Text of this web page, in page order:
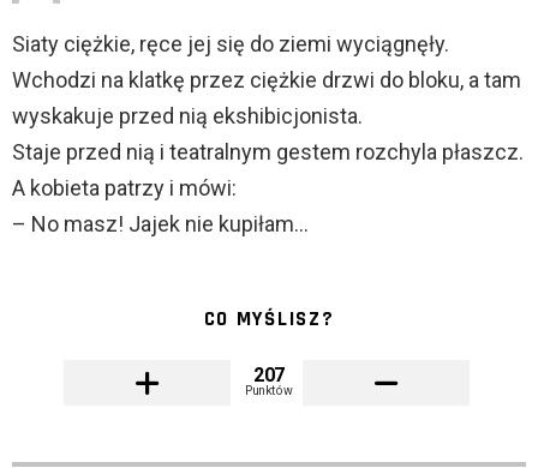
Siaty ciężkie, ręce jej się do ziemi wyciągnęły.
Wchodzi na klatkę przez ciężkie drzwi do bloku, a tam
wyskakuje przed nią ekshibicjonista.
Staje przed nią i teatralnym gestem rozchyla płaszcz.
A kobieta patrzy i mówi:
– No masz! Jajek nie kupiłam…
CO MYŚLISZ?
207
Punktów